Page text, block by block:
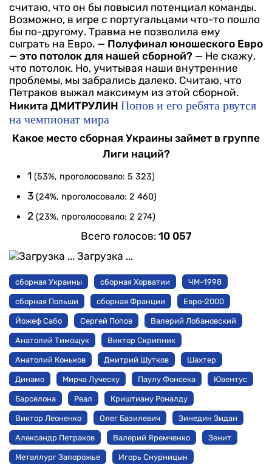
считаю, что он бы повысил потенциал команды.
Возможно, в игре с португальцами что-то пошло
бы по-другому. Травма не позволила ему
сыграть на Евро. — Полуфинал юношеского Евро
— это потолок для нашей сборной? — Не скажу,
что потолок. Но, учитывая наши внутренние
проблемы, мы забрались далеко. Считаю, что
Петраков выжал максимум из этой сборной.
Никита ДМИТРУЛИН Попов и его ребята рвутся
на чемпионат мира
Какое место сборная Украины займет в группе
Лиги наций?
1 (53%, проголосовало: 5 323)
3 (24%, проголосовало: 2 460)
2 (23%, проголосовало: 2 274)
Всего голосов: 10 057
Загрузка ...
сборная Украины сборная Хорватии ЧМ-1998
сборная Польши сборная Франции Евро-2000
Йожеф Сабо Сергей Попов Валерий Лобановский
Анатолий Тимощук Виктор Скрипник
Анатолий Коньков Дмитрий Шутков Шахтер
Динамо Мирча Луческу Паулу Фонсека Ювентус
Барселона Реал Криштиану Роналду
Виктор Леоненко Олег Базилевич Зинедин Зидан
Александр Петраков Валерий Яремченко Зенит
Металлург Запорожье Игорь Снурницын